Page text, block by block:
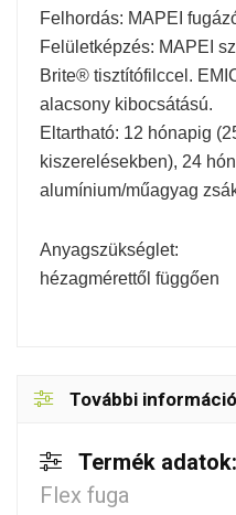
Felhordás: MAPEI
Felületképzés: MAPEI
Brite® tisztítófilccel.
alacsony kibocsátású.
Eltartható: 12 hónapig
kiszerelésekben), 24
alumínium/műagyag
Anyagszükséglet:
hézagmérettől függően
További
Termék adatok:
Flex fuga